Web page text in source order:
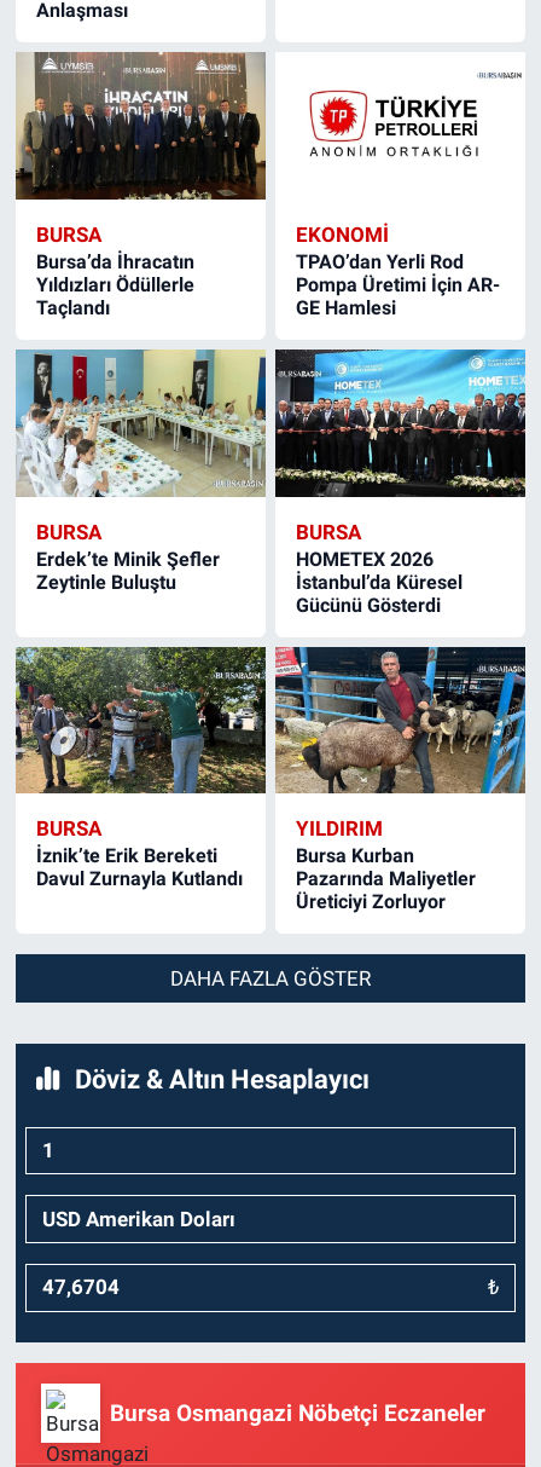
Anlaşması
BURSA
Bursa’da İhracatın
Yıldızları Ödüllerle
Taçlandı
EKONOMI
TPAO’dan Yerli Rod
Pompa Üretimi İçin AR-
GE Hamlesi
BURSA
Erdek’te Minik Şefler
Zeytinle Buluştu
BURSA
HOMETEX 2026
İstanbul’da Küresel
Gücünü Gösterdi
BURSA
İznik’te Erik Bereketi
Davul Zurnayla Kutlandı
YILDIRIM
Bursa Kurban
Pazarında Maliyetler
Üreticiyi Zorluyor
DAHA FAZLA GÖSTER
Döviz & Altın Hesaplayıcı
₺
Bursa Osmangazi Nöbetçi Eczaneler